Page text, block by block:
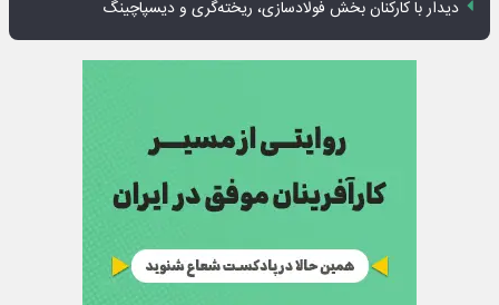
دیدار با کارکنان بخش فولادسازی، ریخته‌گری و دیسپاچینگ